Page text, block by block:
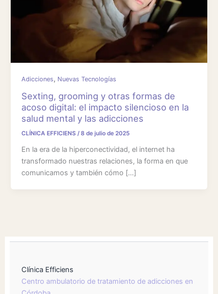
Adicciones, Nuevas Tecnologías
Sexting, grooming y otras formas de
acoso digital: el impacto silencioso en la
salud mental y las adicciones
CLÍNICA EFFICIENS/8 de julio de 2025
En la era de la hiperconectividad, el internet ha
transformado nuestras relaciones, la forma en que
comunicamos y también cómo […]
Clínica Efficiens
Centro ambulatorio de tratamiento de adicciones en